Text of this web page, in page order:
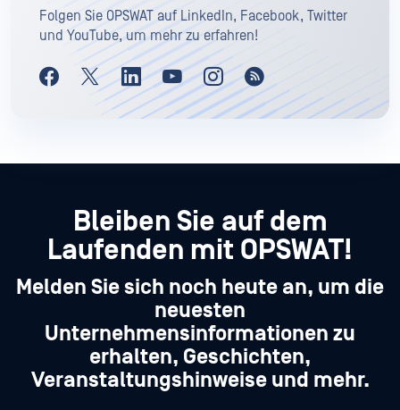
Folgen Sie OPSWAT auf LinkedIn, Facebook, Twitter
und YouTube, um mehr zu erfahren!
Bleiben Sie auf dem
Laufenden mit OPSWAT!
Melden Sie sich noch heute an, um die
neuesten
Unternehmensinformationen zu
erhalten, Geschichten,
Veranstaltungshinweise und mehr.